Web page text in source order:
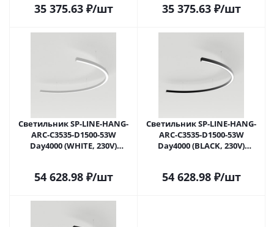
35 375.63₽/шт 35 375.63₽/шт
Светильник SP-LINE-HANG-
ARC-C3535-D1500-53W
Day4000 (WHITE, 230V)
54 628.98₽/шт
Светильник SP-LINE-HANG-
ARC-C3535-D1500-53W
Day4000 (BLACK, 230V)
54 628.98₽/шт